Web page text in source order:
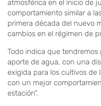
atmosférica en el inicio de
comportamiento similar a
primera década del nuevo
cambios en el régimen de
Todo indica que
aporte de agua, con una
exigida para los cultivos de
con un mejor
estación”.